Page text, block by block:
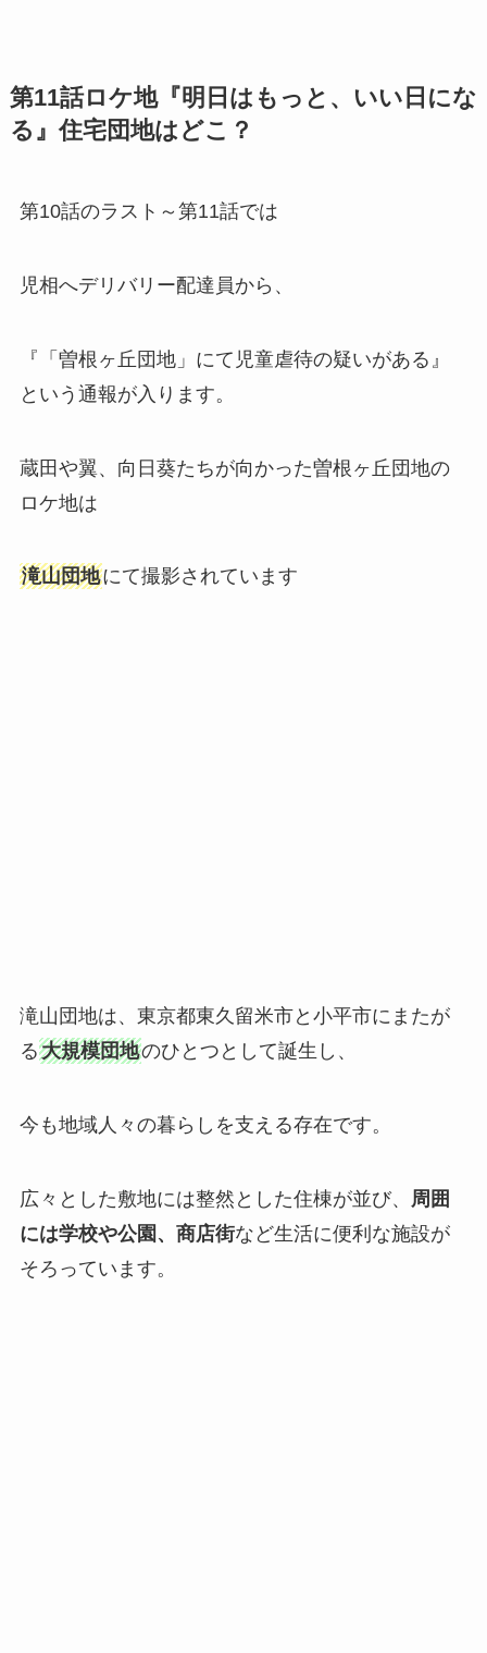
第11話ロケ地『明日はもっと、いい日にな
る』住宅団地はどこ？
第10話のラスト～第11話では
児相へデリバリー配達員から、
『「曽根ヶ丘団地」にて児童虐待の疑いがある』
という通報が入ります。
蔵田や翼、向日葵たちが向かった曽根ヶ丘団地の
ロケ地は
滝山団地にて撮影されています
滝山団地は、東京都東久留米市と小平市にまたが
る大規模団地のひとつとして誕生し、
今も地域人々の暮らしを支える存在です。
広々とした敷地には整然とした住棟が並び、
周囲
には学校や公園、商店街など生活に便利な施設が
そろっています。